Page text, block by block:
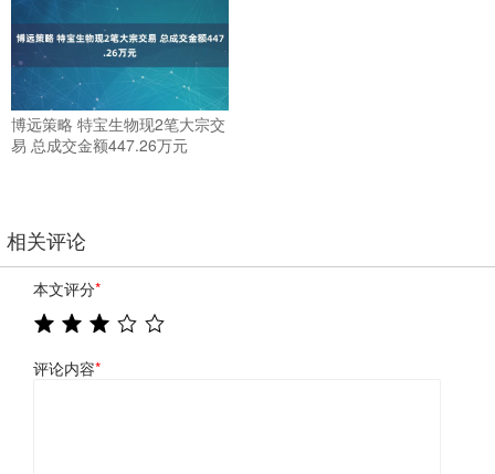
博远策略 特宝生物现2笔大宗交
易 总成交金额447.26万元
相关评论
本文评分*
评论内容*